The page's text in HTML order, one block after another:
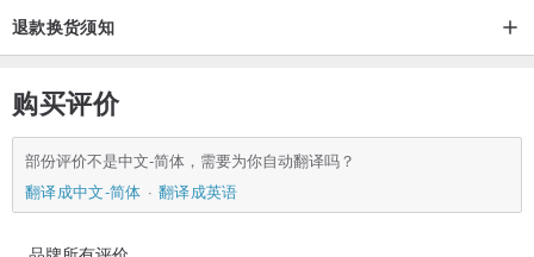
退款换货须知
购买评价
部份评价不是中文-简体，需要为你自动翻译吗？
翻译成中文-简体
翻译成英语